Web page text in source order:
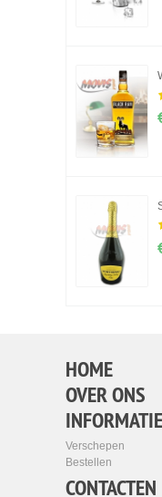
HOME
OVER ONS
INFORMATIE
Verschepen
Bestellen
CONTACTEN